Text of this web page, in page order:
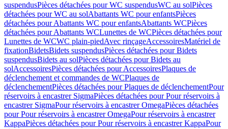
suspendusPièces détachées pour WC suspendusWC au solPièces
détachées pour WC au solAbattants WC pour enfantsPièces
détachées pour Abattants WC pour enfantsAbattants WCPièces
détachées pour Abattants WCLunettes de WCPièces détachées pour
Lunettes de WCWC plain-piedAvec rinçageAccessoiresMatériel de
fixationBidetsBidets suspendusPièces détachées pour Bidets
suspendusBidets au solPièces détachées pour Bidets au
solAccessoiresPièces détachées pour AccessoiresPlaques de
déclenchement et commandes de WCPlaques de
déclenchementPièces détachées pour Plaques de déclenchementPour
réservoirs à encastrer SigmaPièces détachées pour Pour réservoirs à
encastrer SigmaPour réservoirs à encastrer OmegaPièces détachées
pour Pour réservoirs à encastrer OmegaPour réservoirs à encastrer
KappaPièces détachées pour Pour réservoirs à encastrer KappaPour